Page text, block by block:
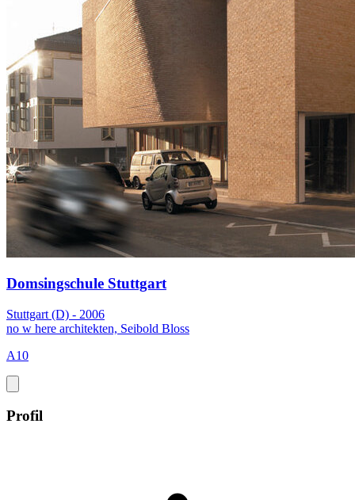
Domsingschule Stuttgart
Stuttgart (D) - 2006
no w here architekten, Seibold Bloss
A10
Profil